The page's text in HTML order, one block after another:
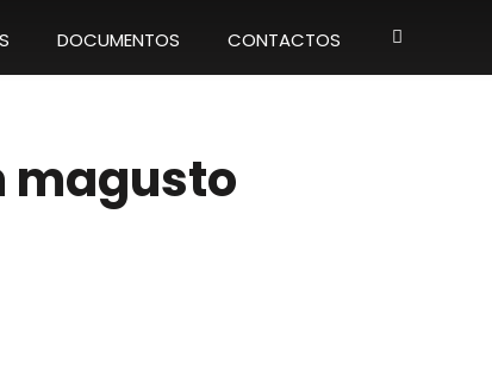
DOCUMENTOS CONTACTOS
magusto